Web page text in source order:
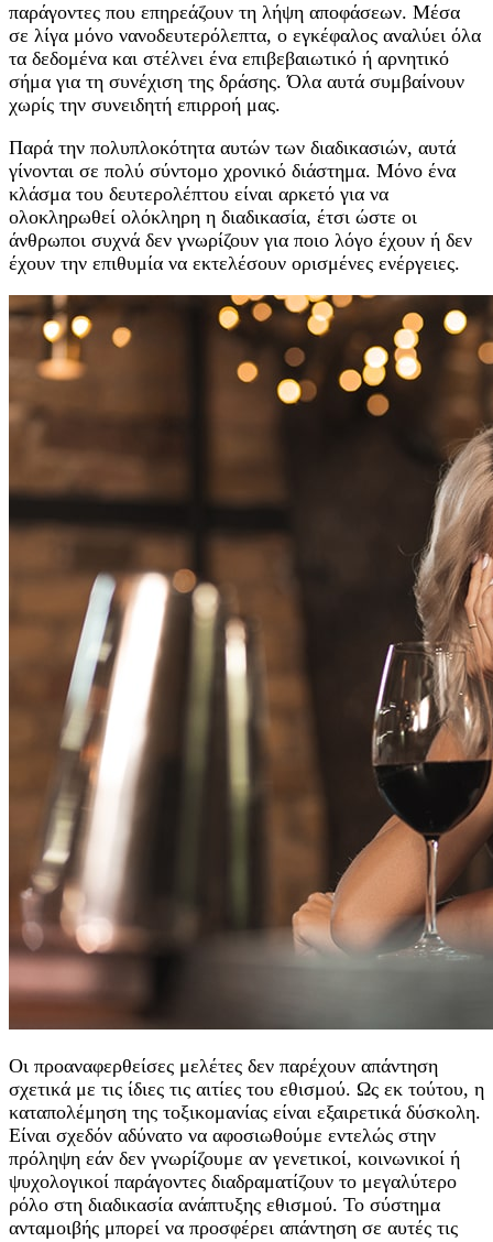
παράγοντες που επηρεάζουν τη λήψη αποφάσεων. Μέσα
σε λίγα μόνο νανοδευτερόλεπτα, ο εγκέφαλος αναλύει όλα
τα δεδομένα και στέλνει ένα επιβεβαιωτικό ή αρνητικό
σήμα για τη συνέχιση της δράσης. Όλα αυτά συμβαίνουν
χωρίς την συνειδητή επιρροή μας.
Παρά την πολυπλοκότητα αυτών των διαδικασιών, αυτά
γίνονται σε πολύ σύντομο χρονικό διάστημα. Μόνο ένα
κλάσμα του δευτερολέπτου είναι αρκετό για να
ολοκληρωθεί ολόκληρη η διαδικασία, έτσι ώστε οι
άνθρωποι συχνά δεν γνωρίζουν για ποιο λόγο έχουν ή δεν
έχουν την επιθυμία να εκτελέσουν ορισμένες ενέργειες.
Οι προαναφερθείσες μελέτες δεν παρέχουν απάντηση
σχετικά με τις ίδιες τις αιτίες του εθισμού. Ως εκ τούτου, η
καταπολέμηση της τοξικομανίας είναι εξαιρετικά δύσκολη.
Είναι σχεδόν αδύνατο να αφοσιωθούμε εντελώς στην
πρόληψη εάν δεν γνωρίζουμε αν γενετικοί, κοινωνικοί ή
ψυχολογικοί παράγοντες διαδραματίζουν το μεγαλύτερο
ρόλο στη διαδικασία ανάπτυξης εθισμού. Το σύστημα
ανταμοιβής μπορεί να προσφέρει απάντηση σε αυτές τις